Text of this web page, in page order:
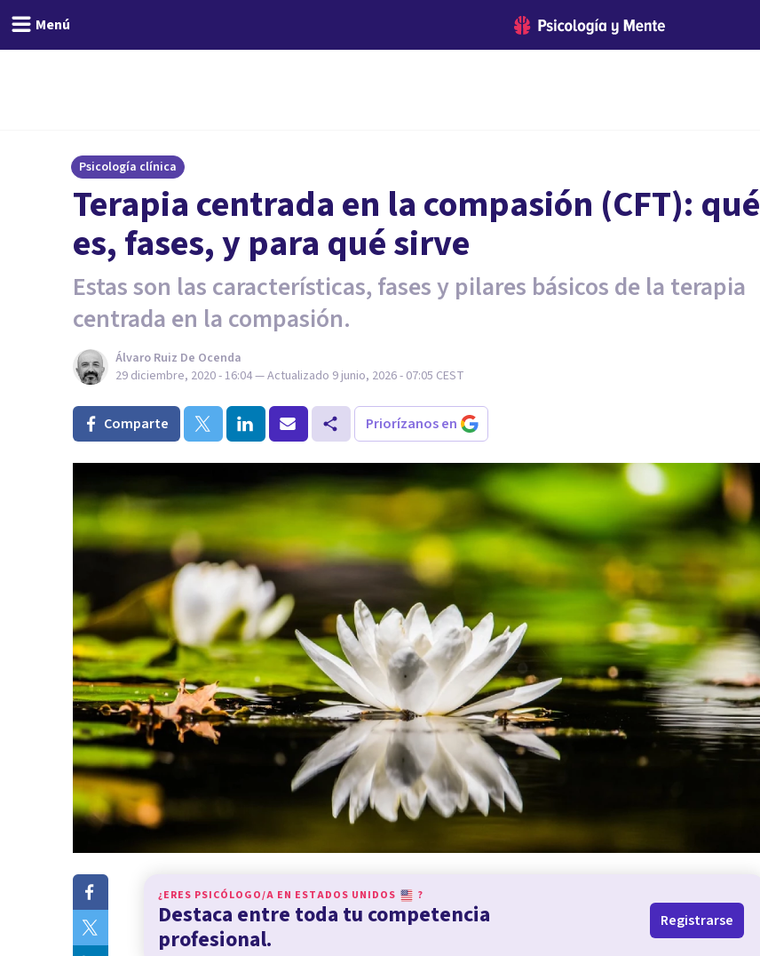
Menú
Psicología clínica
Terapia centrada en la compasión (CFT): qué
es, fases, y para qué sirve
Estas son las características, fases y pilares básicos de la terapia
centrada en la compasión.
Álvaro Ruiz De Ocenda
29 diciembre, 2020 - 16:04— Actualizado 9 junio, 2026 - 07:05 CEST
Comparte Priorízanos en
¿ERES PSICÓLOGO/A EN ESTADOS UNIDOS ?
Destaca entre toda tu competencia
profesional.
Registrarse